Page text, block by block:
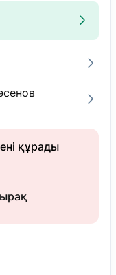
құрады